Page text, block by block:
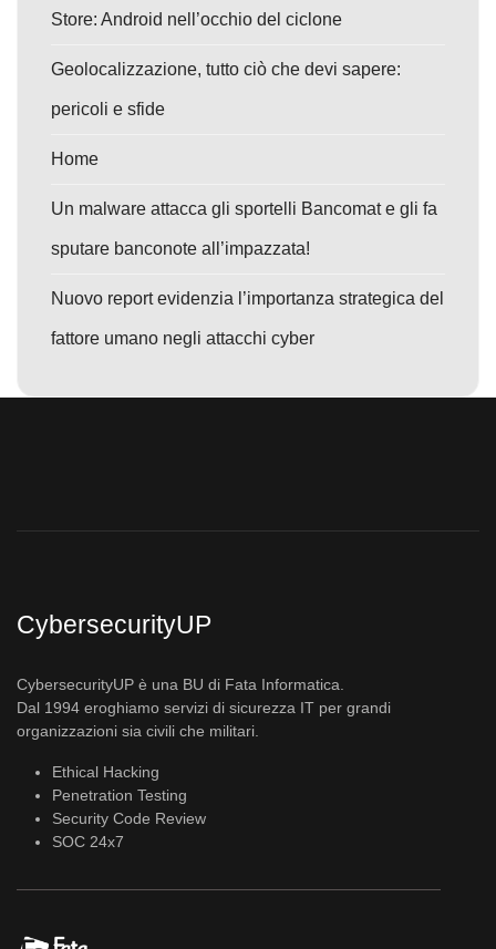
Store: Android nell’occhio del ciclone
Geolocalizzazione, tutto ciò che devi sapere:
pericoli e sfide
Home
Un malware attacca gli sportelli Bancomat e gli fa
sputare banconote all’impazzata!
Nuovo report evidenzia l’importanza strategica del
fattore umano negli attacchi cyber
CybersecurityUP
CybersecurityUP è una BU di Fata Informatica.
Dal 1994 eroghiamo servizi di sicurezza IT per grandi
organizzazioni sia civili che militari.
Ethical Hacking
Penetration Testing
Security Code Review
SOC 24x7